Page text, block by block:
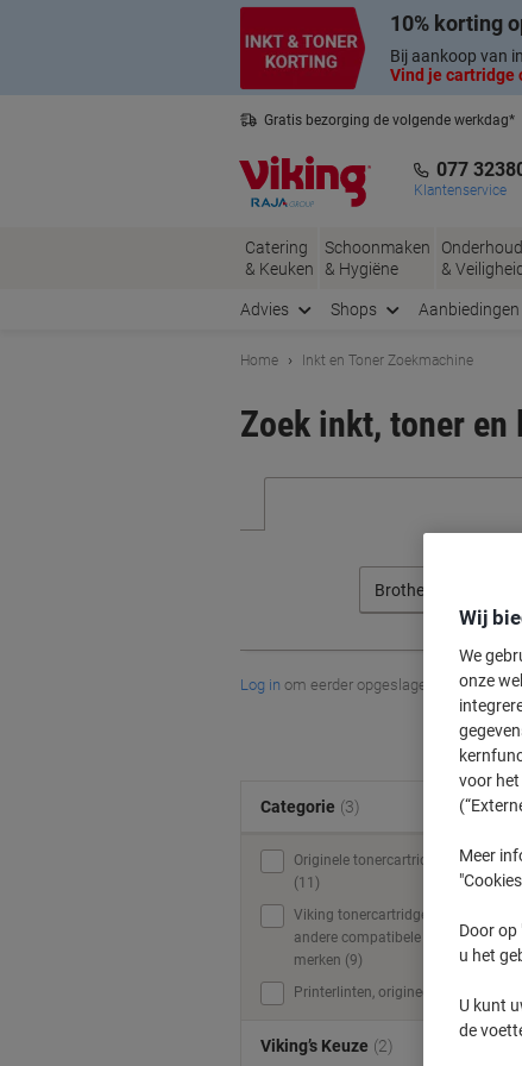
10% korting
Bij aankoop van
Vind je cartridge
Gratis bezorging de volgende werkdag*
077
Klantenservice
Catering
& Keuken
Schoonmaken
& Hygiëne
Onderhoud
& Veiligheid
Advies Shops
Home Inkt en Toner Zoekmachine
Zoek inkt, toner
Brother
Log in om eerder opgeslagen printers
Categorie (3)
Originele tonercartridges
(11)
Viking tonercartridges &
andere compatibele
merken (9)
Printerlinten, origineel (1)
Viking’s Keuze (2)
Wij
We
onze
voor
Meer
Door op
u het
U kunt
de